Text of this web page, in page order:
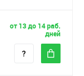
от 13 до 14 раб.
дней